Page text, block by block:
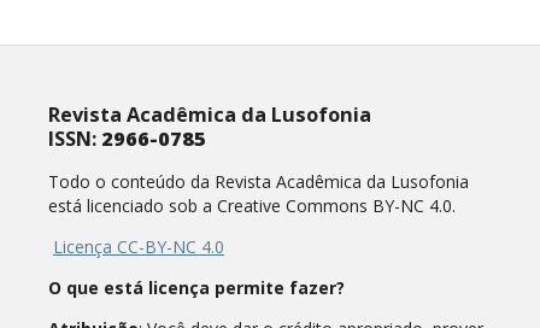
Revista Acadêmica da Lusofonia
ISSN: 2966-0785
Todo o conteúdo da Revista Acadêmica da Lusofonia
está licenciado sob a Creative Commons BY-NC 4.0.
Licença CC-BY-NC 4.0
O que está licença permite fazer?